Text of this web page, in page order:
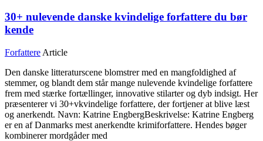
30+ nulevende danske kvindelige forfattere du bør
kende
Forfattere Article
Den danske litteraturscene blomstrer med en mangfoldighed af
stemmer, og blandt dem står mange nulevende kvindelige forfattere
frem med stærke fortællinger, innovative stilarter og dyb indsigt. Her
præsenterer vi 30+vkvindelige forfattere, der fortjener at blive læst
og anerkendt. Navn: Katrine EngbergBeskrivelse: Katrine Engberg
er en af Danmarks mest anerkendte krimiforfattere. Hendes bøger
kombinerer mordgåder med